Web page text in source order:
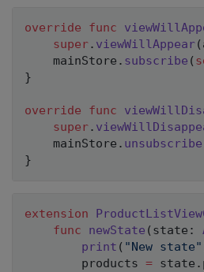
override func
super. viewWillAppear(
    mainStore
. subscribe (
}
override func
super.
    mainStore
. unsubscribe
}
extension
func
newState ( state :
print ( "New state"
        products
= state .